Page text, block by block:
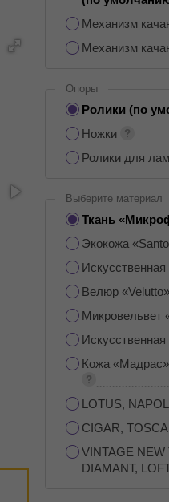
Механизм
Механизм
Опоры
Ролики (по
Ножки
Ролики для
Выберите материал
Ткань
Экокожа
Велюр «Velutto»
Микровельвет
Кожа
LOTUS,
CIGAR,
VINTAGE NEW
DIAMANT,